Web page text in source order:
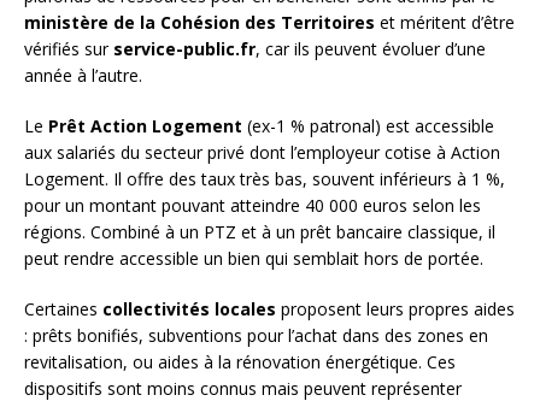
ministère de la Cohésion des Territoires et méritent d’être
vérifiés sur service-public.fr, car ils peuvent évoluer d’une
année à l’autre.
Le Prêt Action Logement (ex-1 % patronal) est accessible
aux salariés du secteur privé dont l’employeur cotise à Action
Logement. Il offre des taux très bas, souvent inférieurs à 1 %,
pour un montant pouvant atteindre 40 000 euros selon les
régions. Combiné à un PTZ et à un prêt bancaire classique, il
peut rendre accessible un bien qui semblait hors de portée.
Certaines collectivités locales proposent leurs propres aides
: prêts bonifiés, subventions pour l’achat dans des zones en
revitalisation, ou aides à la rénovation énergétique. Ces
dispositifs sont moins connus mais peuvent représenter